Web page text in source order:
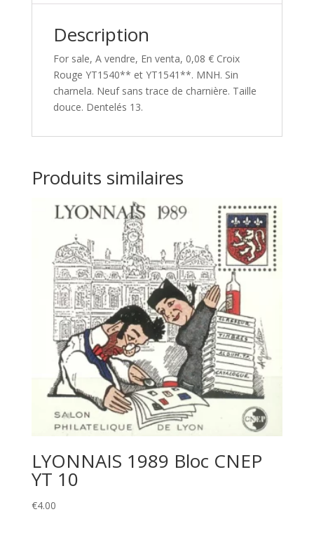
Description
For sale, A vendre, En venta, 0,08 € Croix
Rouge YT1540** et YT1541**. MNH. Sin
charnela. Neuf sans trace de charnière. Taille
douce. Dentelés 13.
Produits similaires
LYONNAIS 1989 Bloc CNEP
YT 10
€4.00